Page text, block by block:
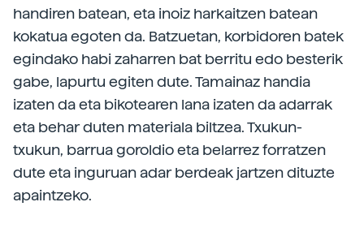
handiren batean, eta inoiz harkaitzen batean
kokatua egoten da. Batzuetan, korbidoren batek
egindako habi zaharren bat berritu edo besterik
gabe, lapurtu egiten dute. Tamainaz handia
izaten da eta bikotearen lana izaten da adarrak
eta behar duten materiala biltzea. Txukun-
txukun, barrua goroldio eta belarrez forratzen
dute eta inguruan adar berdeak jartzen dituzte
apaintzeko.